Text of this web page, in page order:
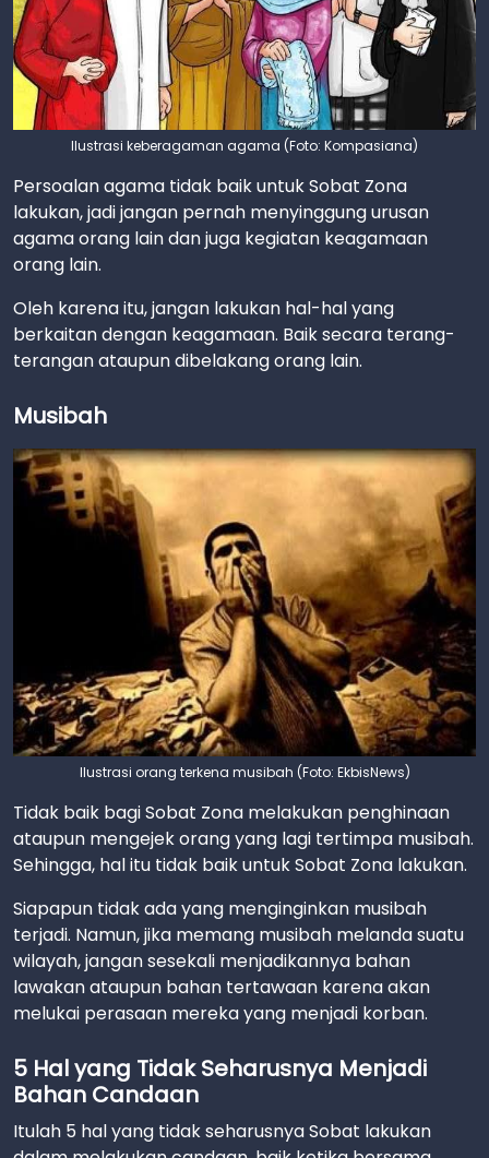
Ilustrasi keberagaman agama (Foto: Kompasiana)
Persoalan agama tidak baik untuk Sobat Zona
lakukan, jadi jangan pernah menyinggung urusan
agama orang lain dan juga kegiatan keagamaan
orang lain.
Oleh karena itu, jangan lakukan hal-hal yang
berkaitan dengan keagamaan. Baik secara terang-
terangan ataupun dibelakang orang lain.
Musibah
Ilustrasi orang terkena musibah (Foto: EkbisNews)
Tidak baik bagi Sobat Zona melakukan penghinaan
ataupun mengejek orang yang lagi tertimpa musibah.
Sehingga, hal itu tidak baik untuk Sobat Zona lakukan.
Siapapun tidak ada yang menginginkan musibah
terjadi. Namun, jika memang musibah melanda suatu
wilayah, jangan sesekali menjadikannya bahan
lawakan ataupun bahan tertawaan karena akan
melukai perasaan mereka yang menjadi korban.
5 Hal yang Tidak Seharusnya Menjadi
Bahan Candaan
Itulah 5 hal yang tidak seharusnya Sobat lakukan